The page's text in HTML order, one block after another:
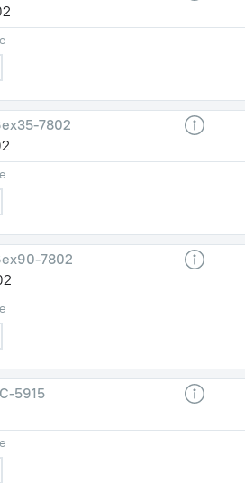
7802
7802
5915